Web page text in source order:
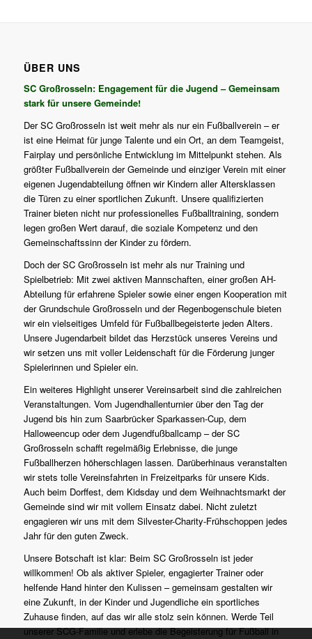
ÜBER UNS
SC Großrosseln: Engagement für die Jugend – Gemeinsam
stark für unsere Gemeinde!
Der SC Großrosseln ist weit mehr als nur ein Fußballverein – er
ist eine Heimat für junge Talente und ein Ort, an dem Teamgeist,
Fairplay und persönliche Entwicklung im Mittelpunkt stehen. Als
größter Fußballverein der Gemeinde und einziger Verein mit einer
eigenen Jugendabteilung öffnen wir Kindern aller Altersklassen
die Türen zu einer sportlichen Zukunft. Unsere qualifizierten
Trainer bieten nicht nur professionelles Fußballtraining, sondern
legen großen Wert darauf, die soziale Kompetenz und den
Gemeinschaftssinn der Kinder zu fördern.
Doch der SC Großrosseln ist mehr als nur Training und
Spielbetrieb: Mit zwei aktiven Mannschaften, einer großen AH-
Abteilung für erfahrene Spieler sowie einer engen Kooperation mit
der Grundschule Großrosseln und der Regenbogenschule bieten
wir ein vielseitiges Umfeld für Fußballbegeisterte jeden Alters.
Unsere Jugendarbeit bildet das Herzstück unseres Vereins und
wir setzen uns mit voller Leidenschaft für die Förderung junger
Spielerinnen und Spieler ein.
Ein weiteres Highlight unserer Vereinsarbeit sind die zahlreichen
Veranstaltungen. Vom Jugendhallenturnier über den Tag der
Jugend bis hin zum Saarbrücker Sparkassen-Cup, dem
Halloweencup oder dem Jugendfußballcamp – der SC
Großrosseln schafft regelmäßig Erlebnisse, die junge
Fußballherzen höherschlagen lassen. Darüberhinaus veranstalten
wir stets tolle Vereinsfahrten in Freizeitparks für unsere Kids.
Auch beim Dorffest, dem Kidsday und dem Weihnachtsmarkt der
Gemeinde sind wir mit vollem Einsatz dabei. Nicht zuletzt
engagieren wir uns mit dem Silvester-Charity-Frühschoppen jedes
Jahr für den guten Zweck.
Unsere Botschaft ist klar: Beim SC Großrosseln ist jeder
willkommen! Ob als aktiver Spieler, engagierter Trainer oder
helfende Hand hinter den Kulissen – gemeinsam gestalten wir
eine Zukunft, in der Kinder und Jugendliche ein sportliches
Zuhause finden, auf das wir alle stolz sein können. Werde Teil
unserer SCG-Familie und erlebe die Begeisterung für Fußball in